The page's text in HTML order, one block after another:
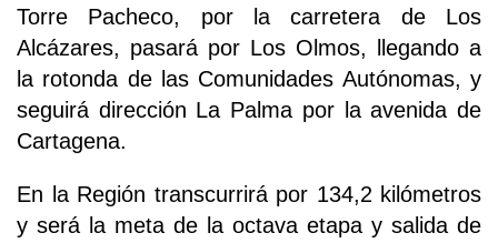
Torre Pacheco, por la carretera de Los
Alcázares, pasará por Los Olmos, llegando a
la rotonda de las Comunidades Autónomas, y
seguirá dirección La Palma por la avenida de
Cartagena.
En la Región transcurrirá por 134,2 kilómetros
y será la meta de la octava etapa y salida de